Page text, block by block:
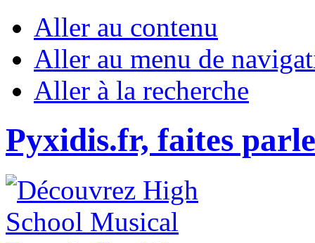
Aller au contenu
Aller au menu de
Aller à la recherche
Pyxidis.fr, faites